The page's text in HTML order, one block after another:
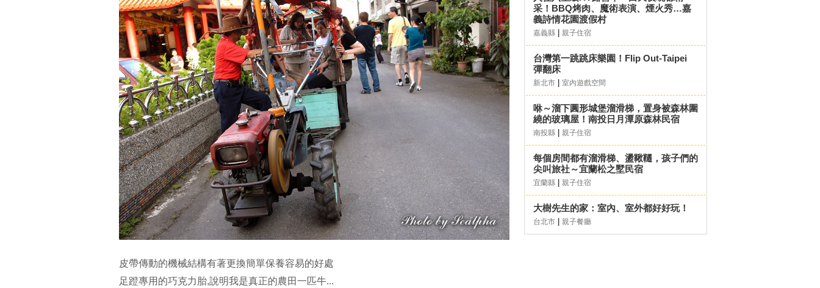
皮帶傳動的機械結構有著更換簡單保養容易的好處
足蹬專用的巧克力胎,說明我是真正的農田一匹牛...
采！BBQ烤肉、魔術表演、煙火秀…嘉
義詩情花園渡假村
嘉義縣 親子住宿
台灣第一跳跳床樂園！Flip Out-Taipei
彈翻床
新北市 室內遊戲空間
咻～溜下圓形城堡溜滑梯，置身被森林圍
繞的玻璃屋！南投日月潭原森林民宿
南投縣 親子住宿
每個房間都有溜滑梯、盪鞦韆，孩子們的
尖叫旅社～宜蘭松之墅民宿
宜蘭縣 親子住宿
大樹先生的家：室內、室外都好好玩！
台北市 親子餐廳